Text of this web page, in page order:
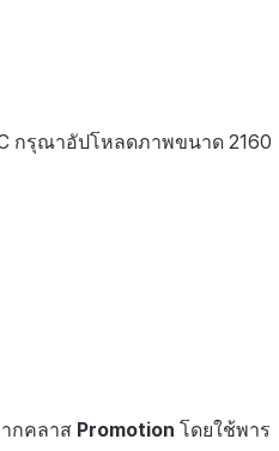
กรุณาอัปโหลดภาพขนาด 2160
กคลาส Promotion โดยใช้พาร